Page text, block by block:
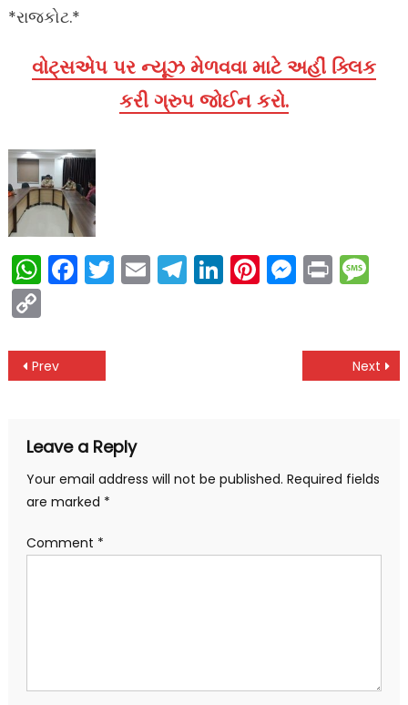
*રાજકોટ.*
વોટ્સએપ પર ન્યૂઝ મેળવવા માટે અહીં ક્લિક
કરી ગ્રુપ જોઈન કરો.
WhatsApp
Facebook
Twitter
EmailTelegram
LinkedIn
Pinterest
Print
Copy
Post
Prev Next
Leave a Reply
Your email address will not be published. Required fields
are marked *
Comment *